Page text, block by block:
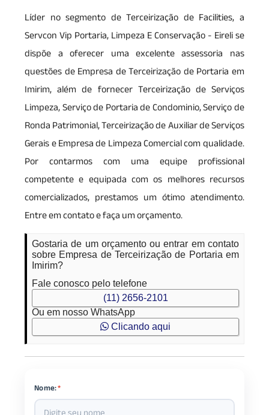
Líder no segmento de Terceirização de Facilities, a
Servcon Vip Portaria, Limpeza E Conservação - Eireli se
dispõe a oferecer uma excelente assessoria nas
questões de Empresa de Terceirização de Portaria em
Imirim, além de fornecer Terceirização de Serviços
Limpeza, Serviço de Portaria de Condominio, Serviço de
Ronda Patrimonial, Terceirização de Auxiliar de Serviços
Gerais e Empresa de Limpeza Comercial com qualidade.
Por contarmos com uma equipe profissional
competente e equipada com os melhores recursos
comercializados, prestamos um ótimo atendimento.
Entre em contato e faça um orçamento.
Gostaria de um orçamento ou entrar em contato
sobre Empresa de Terceirização de Portaria em
Imirim?
Fale conosco pelo telefone
(11) 2656-2101
Ou em nosso WhatsApp
Clicando aqui
Nome:*